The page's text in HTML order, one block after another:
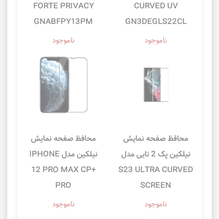
CURVED UV
GN3DEGLS22CL
ناموجود
FORTE PRIVACY
GNABFPY13PM
ناموجود
محافظ صفحه نمایش
نیلکین پک 2 تایی مدل
S23 ULTRA CURVED
SCREEN
ناموجود
محافظ صفحه نمایش
نیلکین مدل IPHONE
12 PRO MAX CP+
PRO
ناموجود